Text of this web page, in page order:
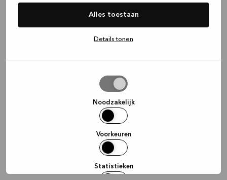
Alles toestaan
Details tonen
Noodzakelijk
Voorkeuren
Statistieken